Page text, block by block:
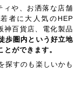
ィや、お洒落な店舗
者に大人気のHEP
神百貨店、電化製品
歩圏内という好立地
ができます。
探すのも楽しいかも